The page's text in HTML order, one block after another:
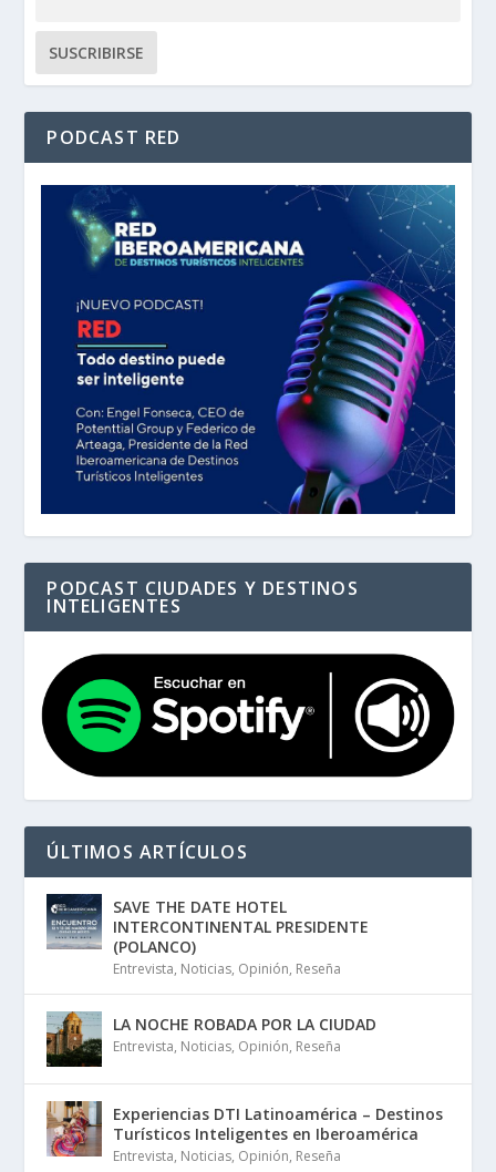
PODCAST RED
PODCAST CIUDADES Y DESTINOS
INTELIGENTES
ÚLTIMOS ARTÍCULOS
SAVE THE DATE HOTEL
INTERCONTINENTAL PRESIDENTE
(POLANCO)
Entrevista, Noticias, Opinión, Reseña
LA NOCHE ROBADA POR LA CIUDAD
Entrevista, Noticias, Opinión, Reseña
Experiencias DTI Latinoamérica – Destinos
Turísticos Inteligentes en Iberoamérica
Entrevista, Noticias, Opinión, Reseña